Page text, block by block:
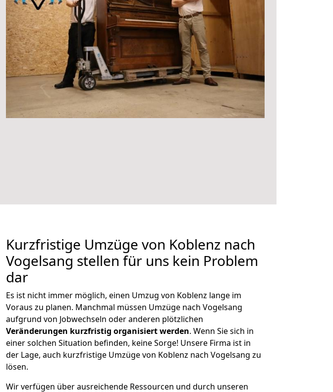
Kurzfristige Umzüge von Koblenz nach
Vogelsang stellen für uns kein Problem
dar
Es ist nicht immer möglich, einen Umzug von Koblenz lange im
Voraus zu planen. Manchmal müssen Umzüge nach Vogelsang
aufgrund von Jobwechseln oder anderen plötzlichen
Veränderungen kurzfristig organisiert werden. Wenn Sie sich in
einer solchen Situation befinden, keine Sorge! Unsere Firma ist in
der Lage, auch kurzfristige Umzüge von Koblenz nach Vogelsang zu
lösen.
Wir verfügen über ausreichende Ressourcen und durch unseren